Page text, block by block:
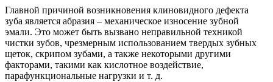
Главной причиной возникновения клиновидного дефекта
зуба является абразия – механическое износение зубной
эмали. Это может быть вызвано неправильной техникой
чистки зубов, чрезмерным использованием твердых зубных
щеток, скрипом зубами, а также некоторыми другими
факторами, такими как кислотное воздействие,
парафункциональные нагрузки и т. д.